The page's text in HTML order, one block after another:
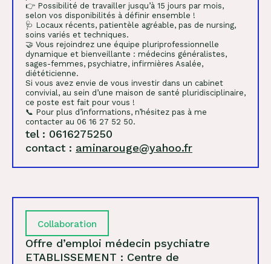
👉 Possibilité de travailler jusqu’à 15 jours par mois,
selon vos disponibilités à définir ensemble !
🩺 Locaux récents, patientèle agréable, pas de nursing,
soins variés et techniques.
🤝 Vous rejoindrez une équipe pluriprofessionnelle
dynamique et bienveillante : médecins généralistes,
sages-femmes, psychiatre, infirmières Asalée,
diététicienne.
Si vous avez envie de vous investir dans un cabinet
convivial, au sein d’une maison de santé pluridisciplinaire,
ce poste est fait pour vous !
📞 Pour plus d’informations, n’hésitez pas à me
contacter au 06 16 27 52 50.
tel : 0616275250
contact : aminarouge@yahoo.fr
Collaboration
Offre d’emploi médecin psychiatre
ETABLISSEMENT : Centre de